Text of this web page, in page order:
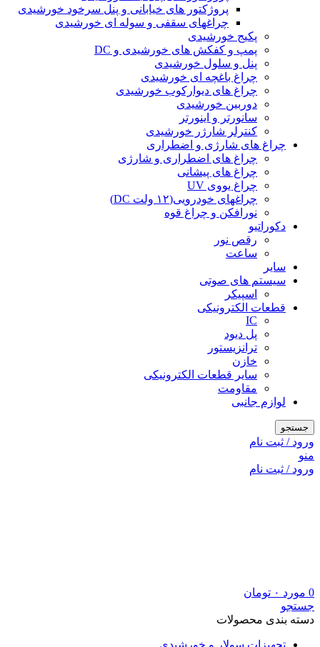
پروژکتور های خیابانی و پنل سرخود خورشیدی
چراغهای سقفی و سوله ای خورشیدی
پکیج خورشیدی
پمپ و کفکش های خورشیدی و DC
پنل و سلول خورشیدی
چراغ باغچه ای خورشیدی
چراغ های دیوارکوب خورشیدی
دوربین خورشیدی
سانورتر و اینورتر
کنترلر شارژر خورشیدی
چراغ های شارژی و اضطراری
چراغ های اضطراری و شارژی
چراغ های پیشانی
چراغ یووی UV
چراغهای خودرویی(۱۲ ولت DC)
نورافکن و چراغ قوه
دکوراتیو
رقص نور
ساعت
سایر
سیستم های صوتی
اسپیکر
قطعات الکترونیکی
IC
پل دیود
ترانزیستور
خازن
سایر قطعات الکترونیکی
مقاومت
لوازم جانبی
جستجو
ورود / ثبت نام
منو
ورود / ثبت نام
0 مورد ۰ تومان
جستجو
دسته بندی محصولات
تجهیزات سولار و خورشیدی